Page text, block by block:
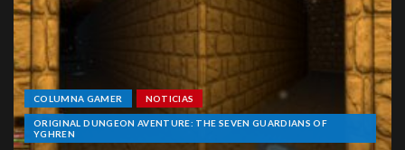
COLUMNA GAMER NOTICIAS
ORIGINAL DUNGEON AVENTURE: THE SEVEN GUARDIANS OF
YGHREN